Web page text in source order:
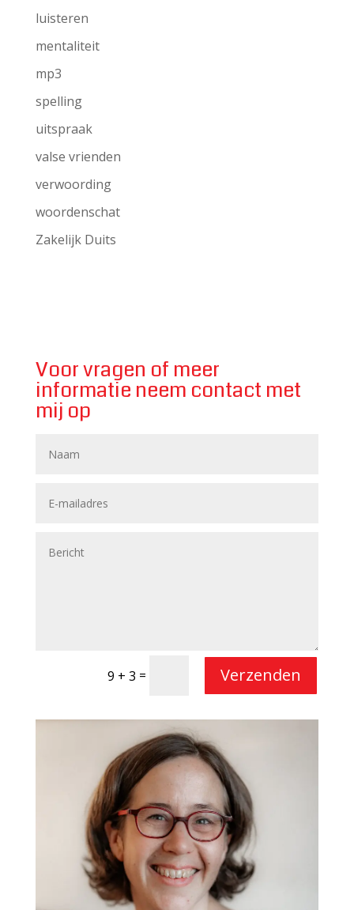
luisteren
mentaliteit
mp3
spelling
uitspraak
valse vrienden
verwoording
woordenschat
Zakelijk Duits
Voor vragen of meer
informatie neem contact met
mij op
9 + 3 = Verzenden